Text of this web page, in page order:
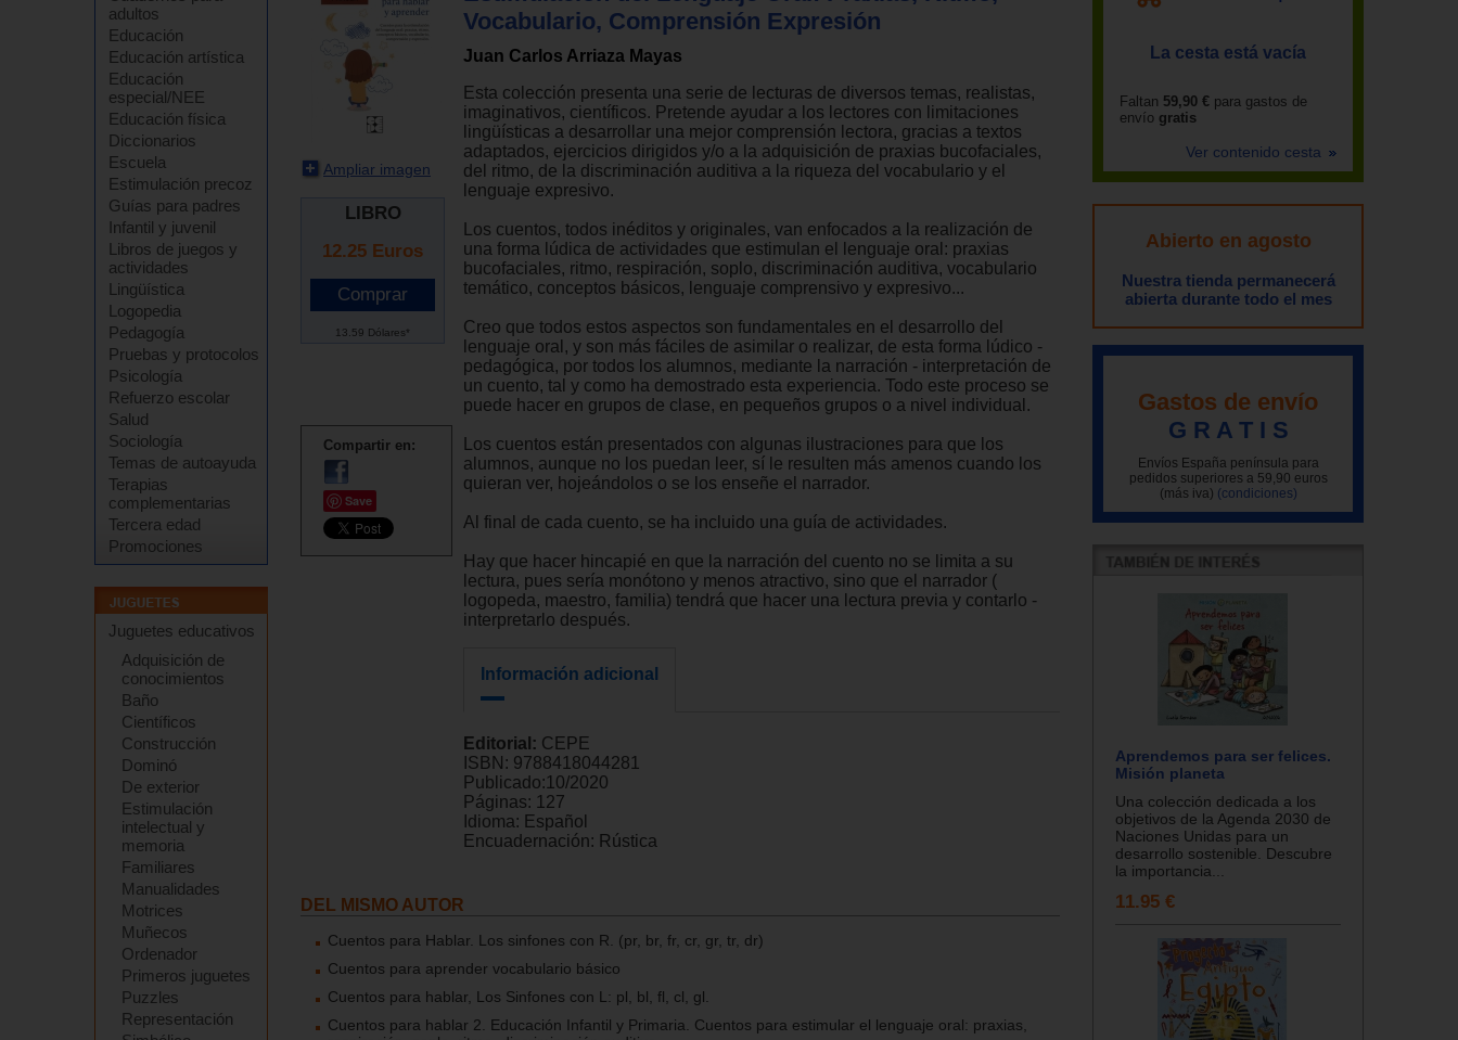
adultos
Educación
Educación artística
Educación
especial/NEE
Educación física
Diccionarios
Escuela
Estimulación precoz
Guías para padres
Infantil y juvenil
Libros de juegos y
actividades
Lingüística
Logopedia
Pedagogía
Pruebas y protocolos
Psicología
Refuerzo escolar
Salud
Sociología
Temas de autoayuda
Terapias
complementarias
Tercera edad
Promociones
Juguetes educativos
Adquisición de
conocimientos
Baño
Científicos
Construcción
Dominó
De exterior
Estimulación
intelectual y
memoria
Familiares
Manualidades
Motrices
Muñecos
Ordenador
Primeros juguetes
Puzzles
Representación
Ampliar imagen
LIBRO
12.25 Euros
13.59 Dólares*
Compartir en:
Save
Vocabulario, Comprensión Expresión
Juan Carlos Arriaza Mayas
Esta colección presenta una serie de lecturas de diversos temas, realistas,
imaginativos, científicos. Pretende ayudar a los lectores con limitaciones
lingüísticas a desarrollar una mejor comprensión lectora, gracias a textos
adaptados, ejercicios dirigidos y/o a la adquisición de praxias bucofaciales,
del ritmo, de la discriminación auditiva a la riqueza del vocabulario y el
lenguaje expresivo.
Los cuentos, todos inéditos y originales, van enfocados a la realización de
una forma lúdica de actividades que estimulan el lenguaje oral: praxias
bucofaciales, ritmo, respiración, soplo, discriminación auditiva, vocabulario
temático, conceptos básicos, lenguaje comprensivo y expresivo...
Creo que todos estos aspectos son fundamentales en el desarrollo del
lenguaje oral, y son más fáciles de asimilar o realizar, de esta forma lúdico -
pedagógica, por todos los alumnos, mediante la narración - interpretación de
un cuento, tal y como ha demostrado esta experiencia. Todo este proceso se
puede hacer en grupos de clase, en pequeños grupos o a nivel individual.
Los cuentos están presentados con algunas ilustraciones para que los
alumnos, aunque no los puedan leer, sí le resulten más amenos cuando los
quieran ver, hojeándolos o se los enseñe el narrador.
Al final de cada cuento, se ha incluido una guía de actividades.
Hay que hacer hincapié en que la narración del cuento no se limita a su
lectura, pues sería monótono y menos atractivo, sino que el narrador (
logopeda, maestro, familia) tendrá que hacer una lectura previa y contarlo -
interpretarlo después.
Información adicional
Editorial: CEPE
ISBN: 9788418044281
Publicado:10/2020
Páginas: 127
Idioma: Español
Encuadernación: Rústica
DEL MISMO AUTOR
Cuentos para Hablar. Los sinfones con R. (pr, br, fr, cr, gr, tr, dr)
Cuentos para aprender vocabulario básico
Cuentos para hablar, Los Sinfones con L: pl, bl, fl, cl, gl.
Cuentos para hablar 2. Educación Infantil y Primaria. Cuentos para estimular el lenguaje oral: praxias,
La cesta está vacía
Faltan 59,90 € para gastos de
envío gratis
Ver contenido cesta
Abierto en agosto
Nuestra tienda permanecerá
abierta durante todo el mes
Gastos de envío
G R A T I S
Envíos España península para
pedidos superiores a 59,90 euros
(más iva) (condiciones)
Aprendemos para ser felices.
Misión planeta
Una colección dedicada a los
objetivos de la Agenda 2030 de
Naciones Unidas para un
desarrollo sostenible. Descubre
la importancia...
11.95 €